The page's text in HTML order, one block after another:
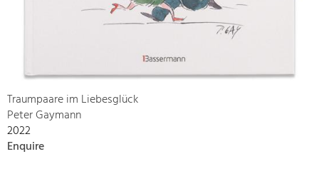
Traumpaare im Liebesglück
Peter Gaymann
2022
Enquire